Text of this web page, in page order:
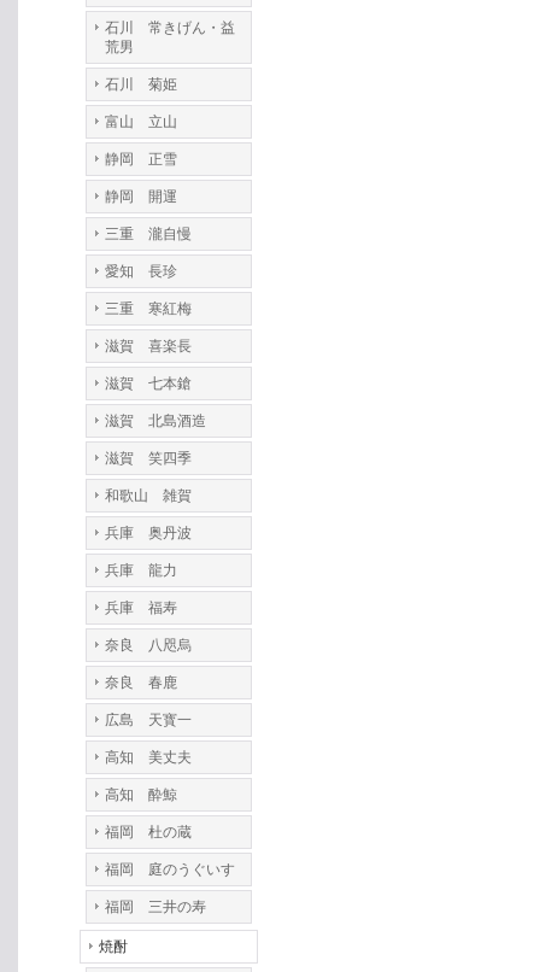
石川 常きげん・益
荒男
石川 菊姫
富山 立山
静岡 正雪
静岡 開運
三重 瀧自慢
愛知 長珍
三重 寒紅梅
滋賀 喜楽長
滋賀 七本鎗
滋賀 北島酒造
滋賀 笑四季
和歌山 雑賀
兵庫 奥丹波
兵庫 龍力
兵庫 福寿
奈良 八咫烏
奈良 春鹿
広島 天寳一
高知 美丈夫
高知 酔鯨
福岡 杜の蔵
福岡 庭のうぐいす
福岡 三井の寿
焼酎